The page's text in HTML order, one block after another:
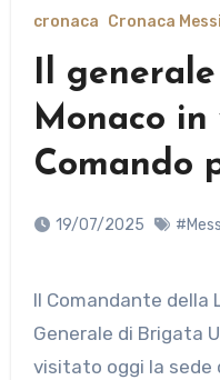
cronaca Cronaca
Il
Monaco
Comando
19/07/2025
Il Comandante della Legione Carabinieri “Sicilia”,
Generale di Brigata
visitato oggi la sede